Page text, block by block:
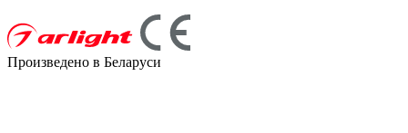
Произведено в Беларуси